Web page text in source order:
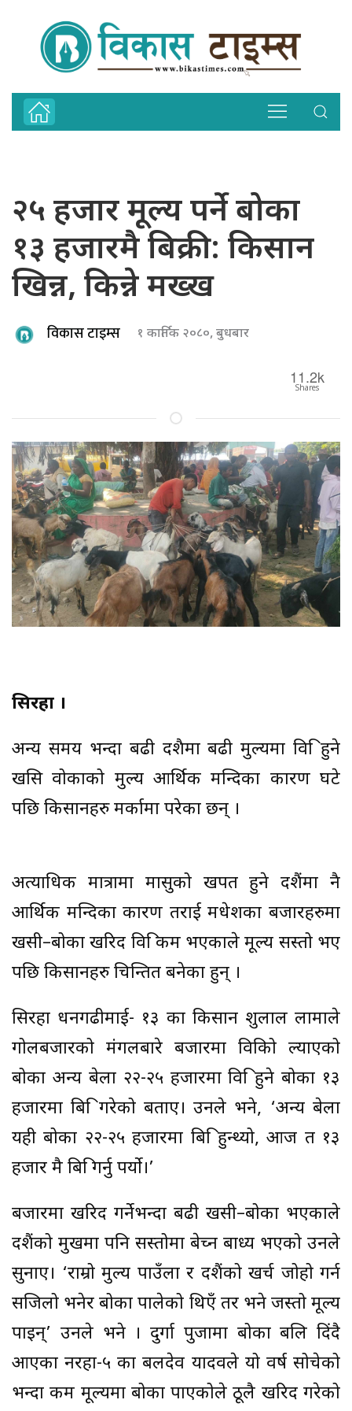
२५ हजार मूल्य पर्ने बोका
१३ हजारमै बिक्री: किसान
खिन्न, किन्ने मख्ख
विकास टाइम्स १ कार्तिक २०८०, बुधबार
11.2k
Shares
सिरहा ।
अन्य समय भन्दा बढी दशैमा बढी मुल्यमा विक्रि हुने
खसि वोकाको मुल्य आर्थिक मन्दिका कारण घटे
पछि किसानहरु मर्कामा परेका छन् ।
अत्याधिक मात्रामा मासुको खपत हुने दशैंमा नै
आर्थिक मन्दिका कारण तराई मधेशका बजारहरुमा
खसी–बोका खरिद विक्रि कम भएकाले मूल्य सस्तो भए
पछि किसानहरु चिन्तित बनेका हुन् ।
सिरहा धनगढीमाई- १३ का किसान शुक्रलाल लामाले
गोलबजारको मंगलबारे बजारमा विक्रिको ल्याएको
बोका अन्य बेला २२-२५ हजारमा विक्रि हुने बोका १३
हजारमा बिक्रि गरेको बताए। उनले भने, ‘अन्य बेला
यही बोका २२-२५ हजारमा बिक्रि हुन्थ्यो, आज त १३
हजार मै बिक्रि गर्नु पर्यो।’
बजारमा खरिद गर्नेभन्दा बढी खसी–बोका भएकाले
दशैंको मुखमा पनि सस्तोमा बेच्न बाध्य भएको उनले
सुनाए। ‘राम्रो मुल्य पाउँला र दशैंको खर्च जोहो गर्न
सजिलो भनेर बोका पालेको थिएँ तर भने जस्तो मूल्य
पाइन्’ उनले भने । दुर्गा पुजामा बोका बलि दिंदै
आएका नरहा-५ का बलदेव यादवले यो वर्ष सोचेको
भन्दा कम मूल्यमा बोका पाएकोले ठूलै खरिद गरेको